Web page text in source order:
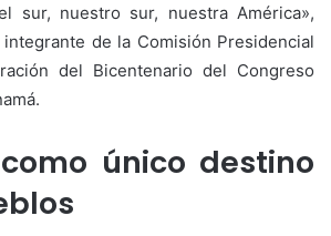
sur, nuestro sur, nuestra América»,
de la Comisión Presidencial
del Bicentenario del Congreso
único destino